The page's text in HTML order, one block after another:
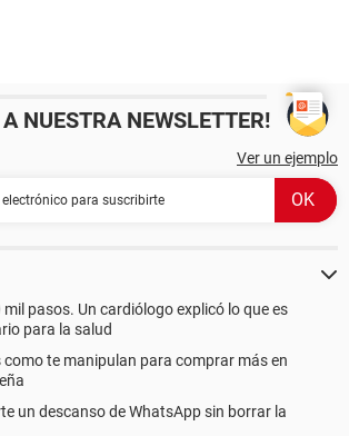
NUESTRA NEWSLETTER!
Ver un ejemplo
mil pasos. Un cardiólogo explicó lo que es
para la salud
como te manipulan para comprar más en
un descanso de WhatsApp sin borrar la